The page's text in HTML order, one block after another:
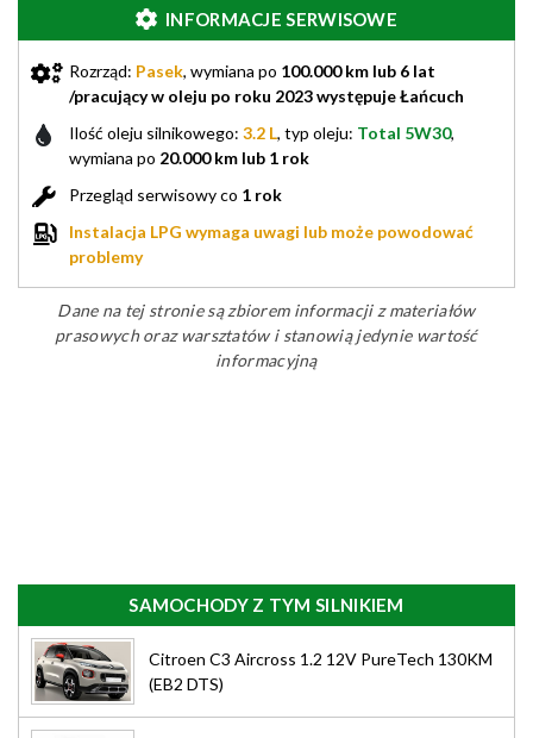
INFORMACJE SERWISOWE
Rozrząd: Pasek, wymiana po 100.000 km lub 6 lat
/pracujący w oleju po roku 2023 występuje Łańcuch
Ilość oleju silnikowego: 3.2 L, typ oleju: Total 5W30,
wymiana po 20.000 km lub 1 rok
Przegląd serwisowy co 1 rok
Instalacja LPG wymaga uwagi lub może powodować
problemy
Dane na tej stronie są zbiorem informacji z materiałów
prasowych oraz warsztatów i stanowią jedynie wartość
informacyjną
SAMOCHODY Z TYM SILNIKIEM
Citroen C3 Aircross 1.2 12V PureTech 130KM
(EB2 DTS)